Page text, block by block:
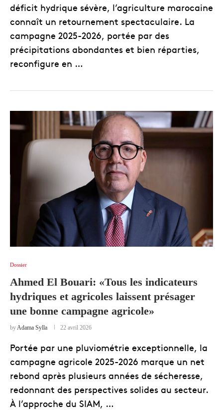
déficit hydrique sévère, l’agriculture marocaine
connaît un retournement spectaculaire. La
campagne 2025-2026, portée par des
précipitations abondantes et bien réparties,
reconfigure en …
Dossier
Ahmed El Bouari: «Tous les indicateurs
hydriques et agricoles laissent présager
une bonne campagne agricole»
byAdama Sylla 22 avril 2026
Portée par une pluviométrie exceptionnelle, la
campagne agricole 2025-2026 marque un net
rebond après plusieurs années de sécheresse,
redonnant des perspectives solides au secteur.
À l’approche du SIAM, …